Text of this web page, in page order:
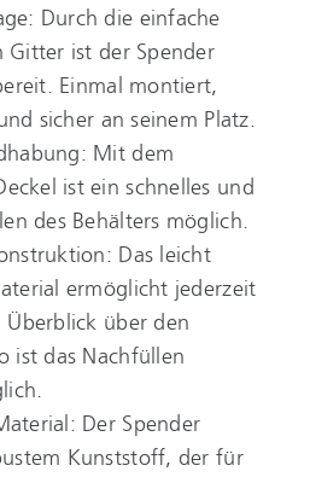
Durch die einfache
Gitter ist der Spender
Einmal montiert,
sicher an seinem Platz.
Mit dem
ist ein schnelles und
des Behälters möglich.
Das leicht
ermöglicht jederzeit
Überblick über den
ist das Nachfüllen
Der Spender
Kunststoff, der für